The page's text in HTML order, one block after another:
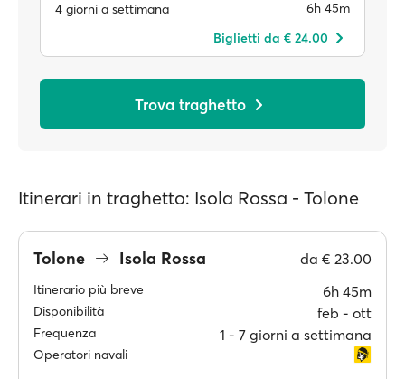
4 giorni a settimana
6h 45m
Biglietti da € 24.00
Trova traghetto
Itinerari in traghetto: Isola Rossa - Tolone
Tolone Isola Rossa da € 23.00
Itinerario più breve 6h 45m
Disponibilità feb ‐ ott
Frequenza 1 ‐ 7 giorni a settimana
Operatori navali